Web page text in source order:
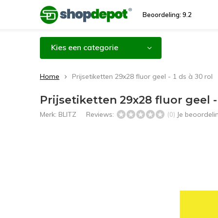
Beoordeling: 9.2
Kies een categorie
Home Prijsetiketten 29x28 fluor geel - 1 ds à 30 rol
Prijsetiketten 29x28 fluor geel -
Merk: BLITZ Reviews: (0) Je